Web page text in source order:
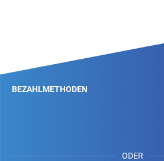
ODER
BEZAHLMETHODEN